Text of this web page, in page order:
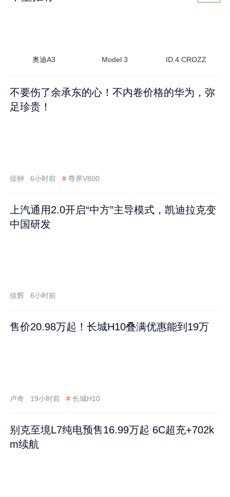
奥迪A3 Model 3 ID.4 CROZZ
不要伤了余承东的心！不内卷价格的华为，弥
足珍贵！
徐翀 6小时前 # 尊界V800
上汽通用2.0开启“中方”主导模式，凯迪拉克变
中国研发
徐辉 6小时前
售价20.98万起！长城H10叠满优惠能到19万
卢奇 19小时前 # 长城H10
别克至境L7纯电预售16.99万起 6C超充+702k
m续航